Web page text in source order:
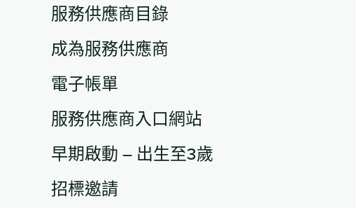
服務供應商目錄
成為服務供應商
電子帳單
服務供應商入口網站
早期啟動 – 出生至3歲
招標邀請